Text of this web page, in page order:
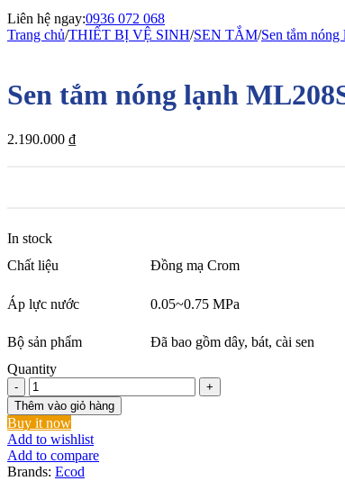
Liên hệ ngay:0936 072 068
Trang chủ/THIẾT BỊ VỆ SINH/SEN TẮM/Sen tắm nóng
Sen tắm nóng lạnh
2.190.000 ₫
In stock
Chất liệu
Đồng mạ Crom
Áp lực nước 0.05~0.75 MPa
Bộ sản phẩm
Đã bao gồm dây, bát, cài sen
Quantity
Sen
tắm
nóng
lạnh
ML208S
số
lượng
Thêm vào giỏ hàng
Buy it now
Add to wishlist
Add to compare
Brands: Ecod